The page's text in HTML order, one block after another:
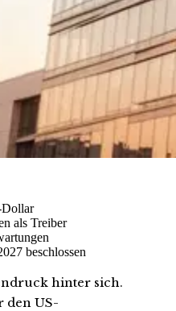
Dollar
als Treiber
beschlossen
hinter sich.
den US-